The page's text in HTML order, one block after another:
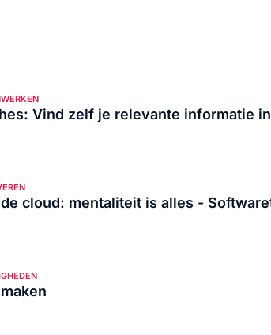
Vind zelf je relevante informatie
cloud: mentaliteit is alles -